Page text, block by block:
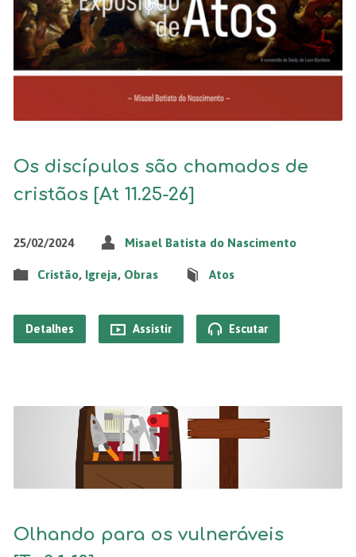
Os discípulos são chamados de
cristãos [At 11.25-26]
25/02/2024 Misael Batista do Nascimento
Cristão, Igreja, Obras Atos
Detalhes Assistir Escutar
Olhando para os vulneráveis